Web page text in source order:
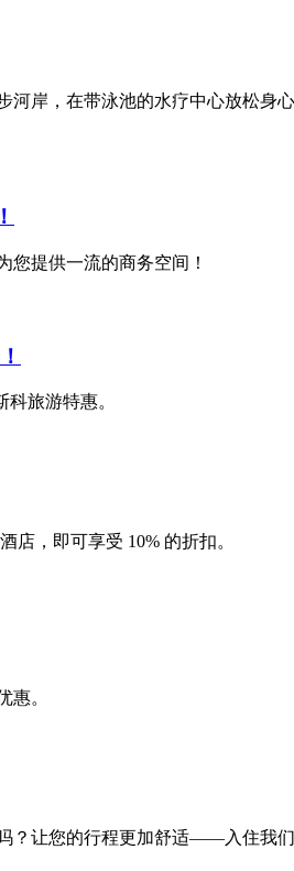
河岸，在带泳池的水疗中心放松身
您提供一流的商务空间！
旅游特惠。
店，即可享受 10% 的折扣。
惠。
？让您的行程更加舒适——入住我